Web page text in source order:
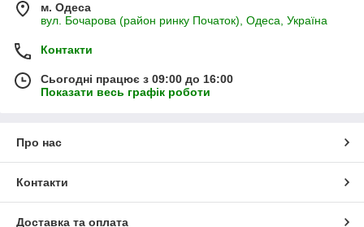
м. Одеса
вул. Бочарова (район ринку Початок), Одеса, Україна
Контакти
Сьогодні працює з 09:00 до 16:00
Показати весь графік роботи
Про нас
Контакти
Доставка та оплата